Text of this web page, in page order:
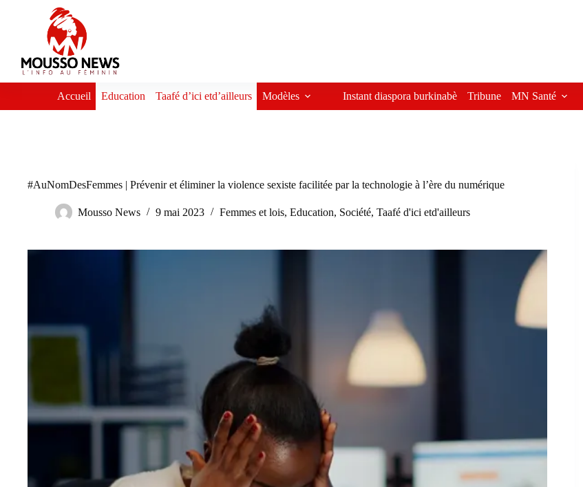
Accueil Education Taafé d’ici etd’ailleurs Modèles Instant diaspora burkinabè Tribune MN Santé
#AuNomDesFemmes | Prévenir et éliminer la violence sexiste facilitée par la technologie à l’ère du numérique
Mousso News 9 mai 2023 Femmes et lois, Education, Société, Taafé d'ici etd'ailleurs